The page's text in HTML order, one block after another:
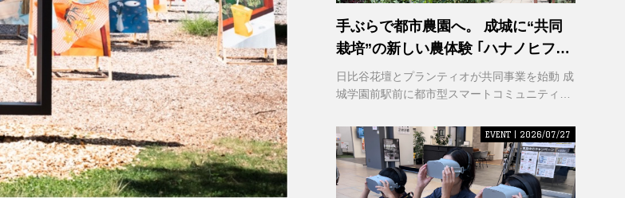
手ぶらで都市農園へ。 成城に“共同
栽培”の新しい農体験 ｢ハナノヒファ
ーム｣ が誕生
日比谷花壇とプランティオが共同事業を始動 成
城学園前駅前に都市型スマートコミュニティ農
EVENT | 2026/07/27